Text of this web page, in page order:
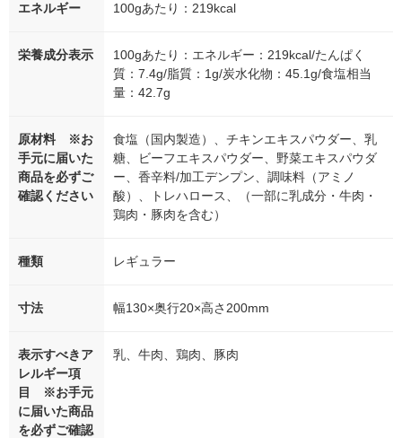
エネルギー 100gあたり：219kcal
栄養成分表示
100gあたり：エネルギー：219kcal/たんぱく
質：7.4g/脂質：1g/炭水化物：45.1g/食塩相当
量：42.7g
原材料 ※お
手元に届いた
商品を必ずご
確認ください
食塩（国内製造）、チキンエキスパウダー、乳
糖、ビーフエキスパウダー、野菜エキスパウダ
ー、香辛料/加工デンプン、調味料（アミノ
酸）、トレハロース、（一部に乳成分・牛肉・
鶏肉・豚肉を含む）
種類 レギュラー
寸法 幅130×奥行20×高さ200mm
表示すべきア
レルギー項
目 ※お手元
に届いた商品
を必ずご確認
乳、牛肉、鶏肉、豚肉